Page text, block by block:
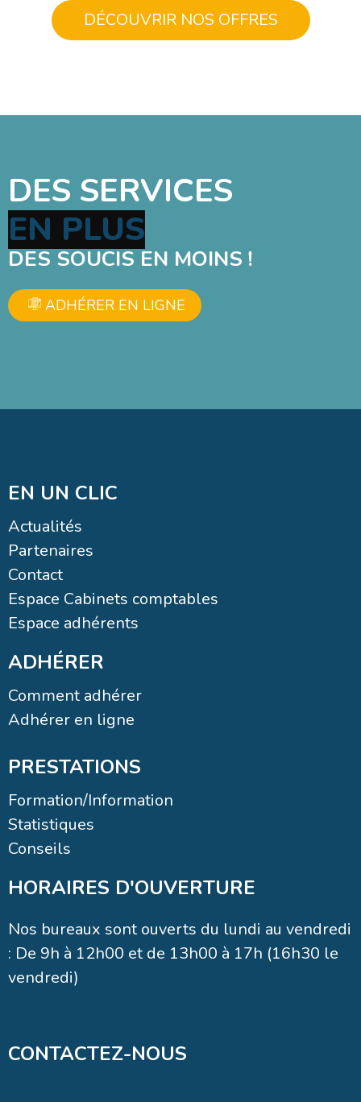
DÉCOUVRIR NOS OFFRES
DES SERVICES
DES SOUCIS EN MOINS !
ADHÉRER EN LIGNE
Actualités
Contact
Espace Cabinets comptables
Espace adhérents
ADHÉRER
Comment adhérer
PRESTATIONS
Formation/Information
Conseils
HORAIRES D'OUVERTURE
Nos bureaux sont ouverts du lundi au vendredi
vendredi)